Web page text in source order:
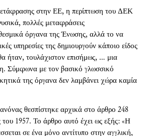
στην ΕΕ, η περίπτωση του ΔΕΚ
πολλές μεταφράσεις
όργανα της Ένωσης, αλλά το να
υπηρεσίες της δημιουργούν κάποιο είδος
ήταν, τουλάχιστον επισήμως, ... μια
Σύμφωνα με τον βασικό γλωσσικό
της όργανα δεν λαμβάνει χώρα καμία
θεσπίστηκε αρχικά στο άρθρο 248
1957. Το άρθρο αυτό έχει ως εξής: «Η
σε ένα μόνο αντίτυπο στην αγγλική,